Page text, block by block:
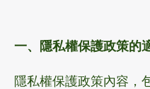
一、隱私權保護政策的
隱私權保護政策內容，